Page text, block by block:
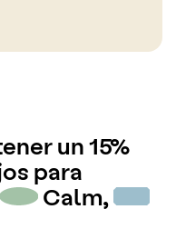
un 15%
para
Calm,